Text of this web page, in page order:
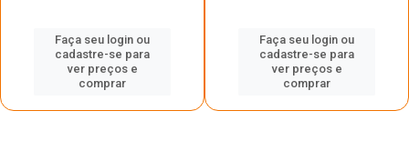
Faça seu login ou
cadastre-se para
ver preços e
comprar
Faça seu login ou
cadastre-se para
ver preços e
comprar